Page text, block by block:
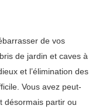
de vos
de jardin et caves à
et l’élimination des
Vous avez peut-
désormais partir ou